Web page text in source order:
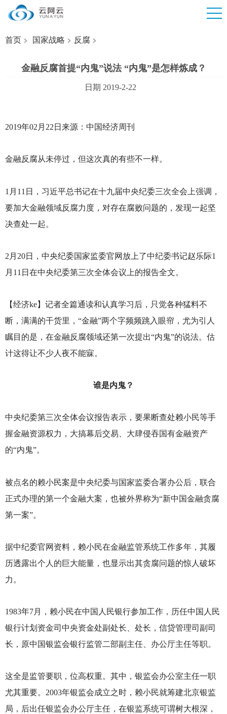
首页 国家战略 反腐
金融反腐首提“内鬼”说法 “内鬼”是怎样炼成？
日期 2019-2-22
2019年02月22日来源：中国经济周刊
金融反腐从未停过，但这次真的有些不一样。
1 月11日，习近平总书记在十九届中央纪委三次全会上强调，
要加大金融领域反腐力度，对存在腐败问题的，发现一起坚
决查处一起。
2 月20日，中央纪委国家监委官网放上了中纪委书记赵乐际1
月11日在中央纪委第三次全体会议上的报告全文。
【经济ke】记者全篇通读和认真学习后，只觉各种猛料不
断，满满的干货里，“金融”两个字频频跳入眼帘，尤为引人
瞩目的是，在金融反腐领域还第一次提出“内鬼”的说法。估
计这得让不少人夜不能寐。
谁是内鬼？
中央纪委第三次全体会议报告表示，要果断查处赖小民等手
握金融资源权力，大搞幕后交易、大肆侵吞国有金融资产
的“内鬼”。
被点名的赖小民案是中央纪委与国家监委合署办公后，联合
正式办理的第一个金融大案，也被外界称为“新中国金融贪腐
第一案”。
据中纪委官网资料，赖小民在金融监管系统工作多年，其履
历透露出个人的巨大能量，也显示出其贪腐问题的惊人破坏
力。
1983年7月，赖小民在中国人民银行参加工作，历任中国人民
银行计划资金司中央资金处副处长、处长，信贷管理司副司
长，原中国银监会银行监管二部副主任、办公厅主任等职。
这全是监管要职，位高权重。其中，银监会办公室主任一职
尤其重要。2003年银监会成立之时，赖小民就筹建北京银监
局，后出任银监会办公厅主任，在银监系统可谓树大根深，